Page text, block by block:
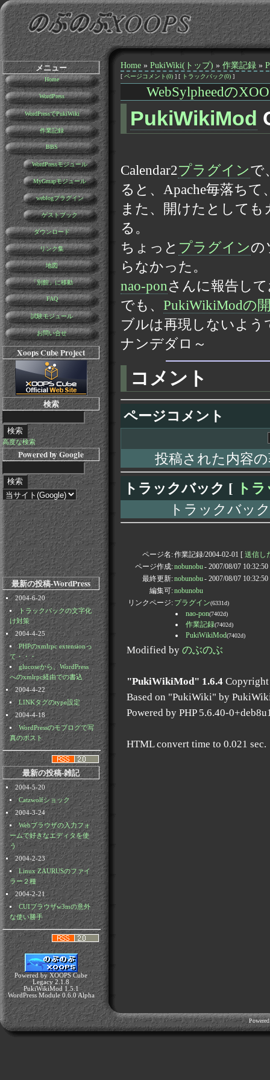
メニュー
Home
WordPress
WordPressでPukiWiki
作業記録
BBS
WordPressモジュール
MyGmapモジュール
weblogプラグイン
ゲストブック
ダウンロード
リンク集
地図
「別館」に移動
FAQ
試験モジュール
お問い合せ
Xoops Cube Project
検索
高度な検索
Powered by Google
最新の投稿-WordPress
2004-6-20
トラックバックの文字化
け対策
2004-4-25
PHPのxmlrpc extensionっ
て・・・
glucoseから、WordPress
へのxmlrpc経由での書込
2004-4-22
LINKタグのtype設定
2004-4-18
WordPressのモブログで写
真のポスト
最新の投稿-雑記
2004-5-20
Catzwolfショック
2004-3-24
Webブラウザの入力フォ
ームで好きなエディタを使
う
2004-2-23
Linux ZAURUSのファイ
ラー２種
2004-2-21
CUIブラウザw3mの意外
な使い勝手
Powered by XOOPS Cube
Legacy 2.1.8
PukiWikiMod 1.5.1
WordPress Module 0.6.0 Alpha
Home » PukiWiki(トップ) » 作業記録 »
[ ページコメント(0) ] [ トラックバック(0) ]
WebSylpheedの
PukiWikiMod
Calendar2プラグインで
ると、Apache毎落ち
また、開けたとして
る。
ちょっと プラグインの
らなかった。
nao-ponさんに報告し
でも、 PukiWikiModの
ブルは再現しないよう
ナンデダロ～
コメント
ページコメント
投稿された内容
トラックバック [ ト
トラックバッ
ページ名:作業記録/2004-02-01 [ 送信し
ページ作成:nobunobu- 2007/08/07
最終更新:nobunobu- 2007/08/07
編集可:nobunobu
リンクページ: プラグイン(6331d)
nao-pon(7402d)
作業記録(7402d)
PukiWikiMod(7402d)
Modified by のぶのぶ
"PukiWikiMod" 1.6.4
Based on "PukiWiki" by
Powered by PHP 5.6.40-
HTML convert time to 0.021 sec.